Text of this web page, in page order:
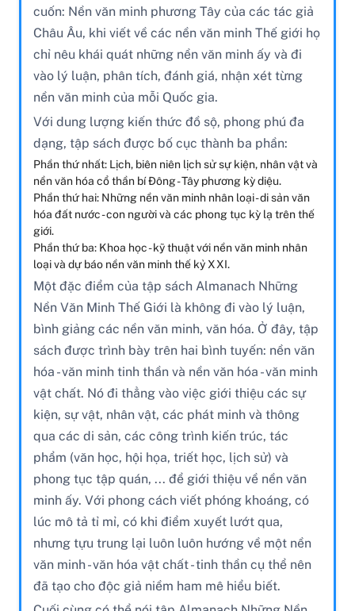
cuốn: Nền văn minh phương Tây của các tác giả
Châu Âu, khi viết về các nền văn minh Thế giới họ
chỉ nêu khái quát những nền văn minh ấy và đi
vào lý luận, phân tích, đánh giá, nhận xét từng
nền văn minh của mỗi Quốc gia.
Với dung lượng kiến thức đồ sộ, phong phú đa
dạng, tập sách được bố cục thành ba phần:
Phần thứ nhất: Lịch, biên niên lịch sử sự kiện, nhân vật và
nền văn hóa cổ thần bí Đông - Tây phương kỳ diệu.
Phần thứ hai: Những nền văn minh nhân loại - di sản văn
hóa đất nước - con người và các phong tục kỳ lạ trên thế
giới.
Phần thứ ba: Khoa học - kỹ thuật với nền văn minh nhân
loại và dự báo nền văn minh thế kỷ XXI.
Một đặc điểm của tập sách Almanach Những
Nền Văn Minh Thế Giới là không đi vào lý luận,
bình giảng các nền văn minh, văn hóa. Ở đây, tập
sách được trình bày trên hai bình tuyến: nền văn
hóa - văn minh tinh thần và nền văn hóa - văn minh
vật chất. Nó đi thẳng vào việc giới thiệu các sự
kiện, sự vật, nhân vật, các phát minh và thông
qua các di sản, các công trình kiến trúc, tác
phẩm (văn học, hội họa, triết học, lịch sử) và
phong tục tập quán, ... để giới thiệu về nền văn
minh ấy. Với phong cách viết phóng khoáng, có
lúc mô tả tỉ mỉ, có khi điểm xuyết lướt qua,
nhưng tựu trung lại luôn luôn hướng về một nền
văn minh - văn hóa vật chất - tinh thần cụ thể nên
đã tạo cho độc giả niềm ham mê hiểu biết.